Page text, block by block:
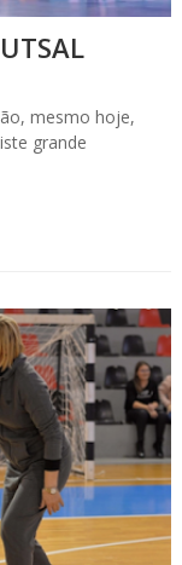
mesmo hoje,
grande